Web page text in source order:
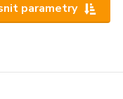
parametry